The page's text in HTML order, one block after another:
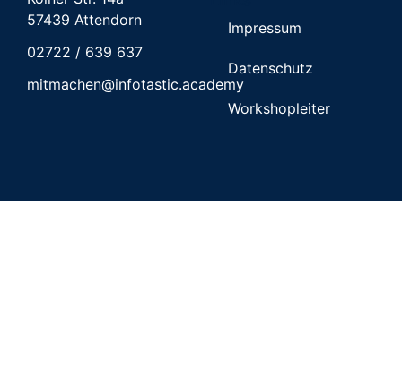
57439 Attendorn
02722 / 639 637
mitmachen@infotastic.academy
Impressum
Datenschutz
Workshopleiter